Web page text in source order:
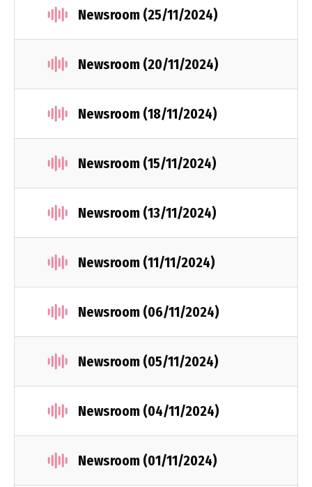
Newsroom (25/11/2024)
Newsroom (20/11/2024)
Newsroom (18/11/2024)
Newsroom (15/11/2024)
Newsroom (13/11/2024)
Newsroom (11/11/2024)
Newsroom (06/11/2024)
Newsroom (05/11/2024)
Newsroom (04/11/2024)
Newsroom (01/11/2024)